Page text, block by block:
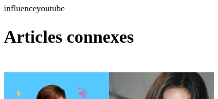
influenceyoutube
Articles connexes